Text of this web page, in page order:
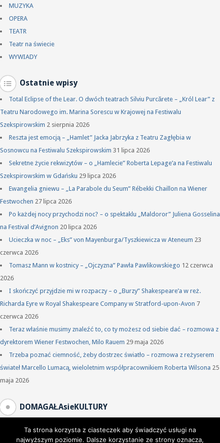
MUZYKA
OPERA
TEATR
Teatr na świecie
WYWIADY
Ostatnie wpisy
Total Eclipse of the Lear. O dwóch teatrach Silviu Purcărete – „Król Lear” z
Teatru Narodowego im. Marina Sorescu w Krajowej na Festiwalu
Szekspirowskim 2 sierpnia 2026
Reszta jest emocją – „Hamlet” Jacka Jabrzyka z Teatru Zagłębia w
Sosnowcu na Festiwalu Szekspirowskim 31 lipca 2026
Sekretne życie rekwizytów – o „Hamlecie” Roberta Lepage’a na Festiwalu
Szekspirowskim w Gdańsku 29 lipca 2026
Ewangelia gniewu – „La Parabole du Seum” Rébekki Chaillon na Wiener
Festwochen 27 lipca 2026
Po każdej nocy przychodzi noc? – o spektaklu „Maldoror” Juliena Gosselina
na Festival d’Avignon 20 lipca 2026
Ucieczka w noc – „Eks” von Mayenburga/Tyszkiewicza w Ateneum 23
czerwca 2026
Tomasz Mann w kostnicy – „Ojczyzna” Pawła Pawlikowskiego 12 czerwca
2026
I skończyć przyjdzie mi w rozpaczy – o „Burzy” Shakespeare’a w reż.
Richarda Eyre w Royal Shakespeare Company w Stratford-upon-Avon 7
czerwca 2026
Teraz właśnie musimy znaleźć to, co ty możesz od siebie dać – rozmowa z
dyrektorem Wiener Festwochen, Milo Rauem 29 maja 2026
Trzeba poznać ciemność, żeby dostrzec światło – rozmowa z reżyserem
świateł Marcello Lumacą, wieloletnim współpracownikiem Roberta Wilsona 25
maja 2026
DOMAGAŁAsieKULTURY
Ta strona korzysta z ciasteczek aby świadczyć usługi na
najwyższym poziomie. Dalsze korzystanie ze strony oznacza,